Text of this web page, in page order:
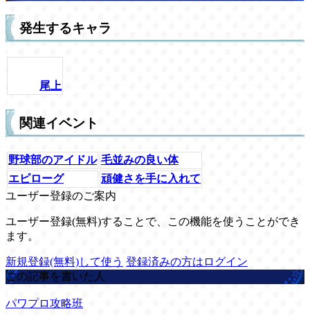
発生するキャラ
尾上
関連イベント
野球部のアイドル 毛並みの良い体
エピローグ
頑健さを手に入れて
ユーザー登録のご案内
ユーザー登録(無料)することで、この機能を使うことができ
ます。
新規登録(無料)して使う 登録済みの方はログイン
この記事を書いた人
パワプロ攻略班